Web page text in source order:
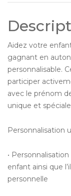
Aidez votre
gagnant en
personnalisable.
participer
avec le prénom
unique et
Personnalisation
•
enfant ainsi que
personnelle